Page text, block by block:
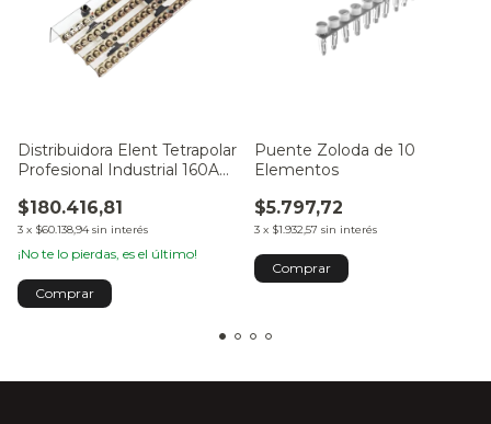
Distribuidora Elent Tetrapolar
Profesional Industrial 160A
$180.416,81
3 x $60.138,94 sin interés
¡No te lo pierdas, es el último!
Puente Zoloda de 10
Elementos
$5.797,72
3 x $1.932,57 sin interés
Comprar